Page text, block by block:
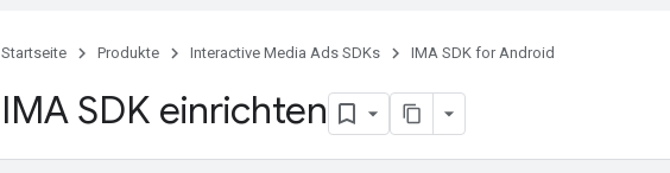
Startseite Produkte Interactive Media Ads SDKs IMA SDK for Android
IMA SDK einrichten